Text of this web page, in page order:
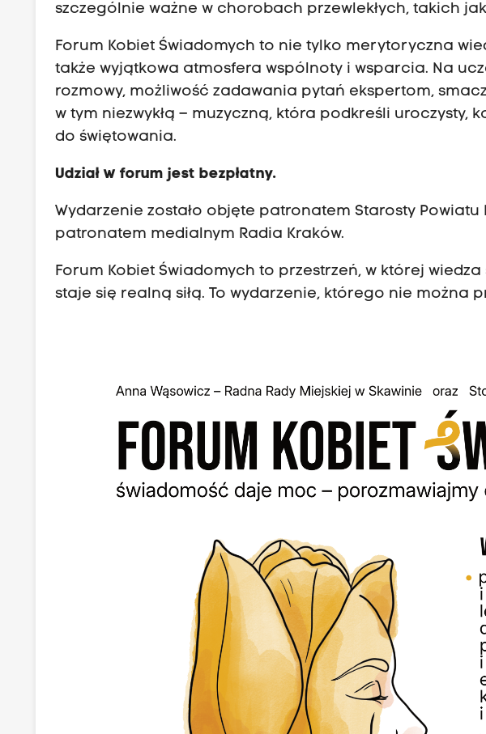
szczególnie ważne w chorobach przewlekłych, takich
Forum Kobiet Świadomych to nie tylko merytoryczna
także wyjątkowa atmosfera wspólnoty i wsparcia. Na
rozmowy, możliwość zadawania pytań ekspertom,
w tym niezwykłą – muzyczną, która podkreśli uroczysty,
do świętowania.
Udział w forum jest bezpłatny.
Wydarzenie zostało objęte patronatem Starosty
patronatem medialnym Radia Kraków.
Forum Kobiet Świadomych to przestrzeń, w której
staje się realną siłą. To wydarzenie, którego nie można